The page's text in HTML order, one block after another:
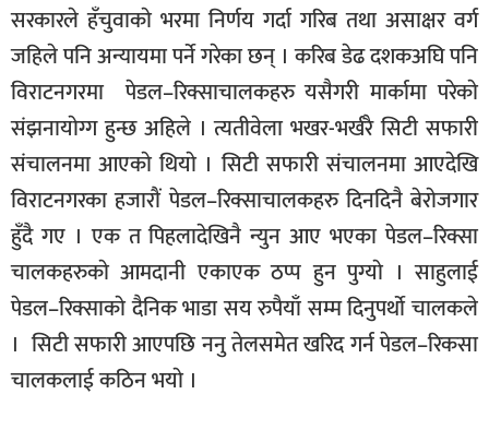
सरकारले हँचुवाकाे भरमा निर्णय गर्दा गरिब तथा असाक्षर वर्ग
जहिले पनि अन्यायमा पर्ने गरेका छन् । करिब डेढ दशकअघि पनि
विराटनगरमा पेडल–रिक्साचालकहरु यसैगरी मार्कामा परेकाे
संझनायाेग्ग हुन्छ अहिले । त्यतीवेला भखर-भर्खरै सिटी सफारी
संचालनमा आएकाे थियाे । सिटी सफारी संचालनमा आएदेखि
विराटनगरका हजाराैं पेडल–रिक्साचालकहरु दिनदिनै बेराेजगार
हुँदै गए । एक त पिहलादेखिनै न्युन आए भएका पेडल–रिक्सा
चालकहरुकाे आमदानी एकाएक ठप्प हुन पुग्याे । साहुलाई
पेडल–रिक्साकाे दैनिक भाडा सय रुपैयाँ सम्म दिनुपर्थाे चालकले
। सिटी सफारी आएपछि ननु तेलसमेत खरिद गर्न पेडल–रिकसा
चालकलाई कठिन भयाे ।